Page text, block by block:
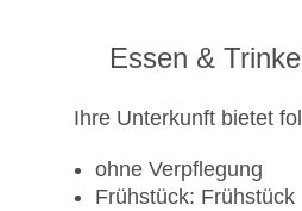
Essen &
Ihre Unterkunft bietet
ohne Verpflegung
Frühstück: Frühstück